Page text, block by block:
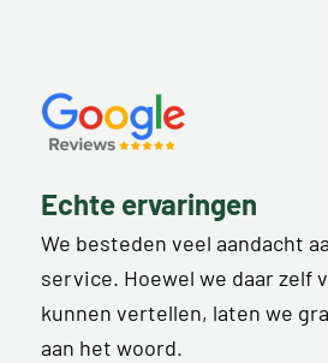
Echte ervaringen
We besteden veel aandacht
service. Hoewel we daar zelf
kunnen vertellen, laten we
aan het woord.